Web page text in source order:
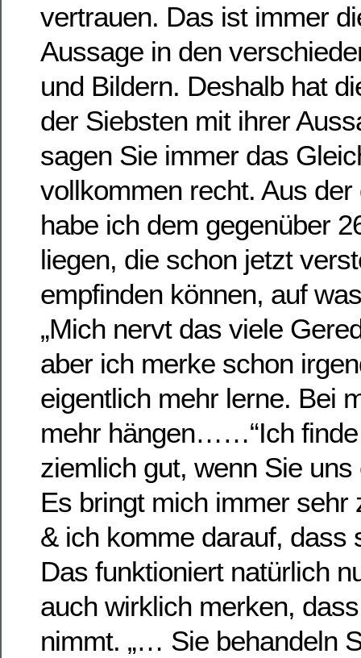
vertrauen. Das ist immer
Aussage in den
und Bildern. Deshalb hat
der Siebsten mit ihrer
sagen Sie immer das
vollkommen recht. Aus
habe ich dem gegenüber
liegen, die schon jetzt
empfinden können, auf
„Mich nervt das viele
aber ich merke schon
eigentlich mehr lerne. Bei
mehr hängen……“Ich finde
ziemlich gut, wenn Sie
Es bringt mich immer sehr
& ich komme darauf, dass
Das funktioniert natürlich
auch wirklich merken,
nimmt. „… Sie behandeln